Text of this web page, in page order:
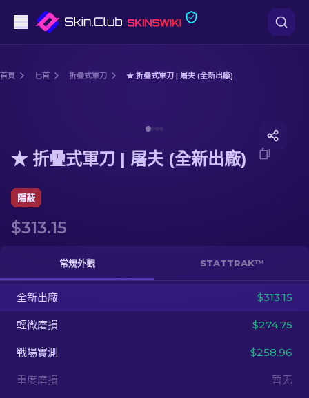
狙擊步槍
手套
武器箱
其他
首頁 匕首 折疊式軍刀 ★ 折疊式軍刀 | 屠夫 (全新出廠)
★ 折疊式軍刀 | 屠夫 (全新出廠)
隱蔽
$313.15
常規外觀 STATTRAK™
全新出廠 $313.15
輕微磨損 $274.75
戰場實測 $258.96
重度磨損 暂无